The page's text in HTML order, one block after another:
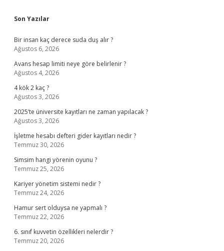
Sidebar
Son Yazılar
Bir insan kaç derece suda duş alır ?
Ağustos 6, 2026
Avans hesap limiti neye göre belirlenir ?
Ağustos 4, 2026
4 kök 2 kaç ?
Ağustos 3, 2026
2025’te üniversite kayıtları ne zaman yapılacak ?
Ağustos 3, 2026
İşletme hesabı defteri gider kayıtları nedir ?
Temmuz 30, 2026
Simsim hangi yörenin oyunu ?
Temmuz 25, 2026
Kariyer yönetim sistemi nedir ?
Temmuz 24, 2026
Hamur sert olduysa ne yapmalı ?
Temmuz 22, 2026
6. sınıf kuvvetin özellikleri nelerdir ?
Temmuz 20, 2026